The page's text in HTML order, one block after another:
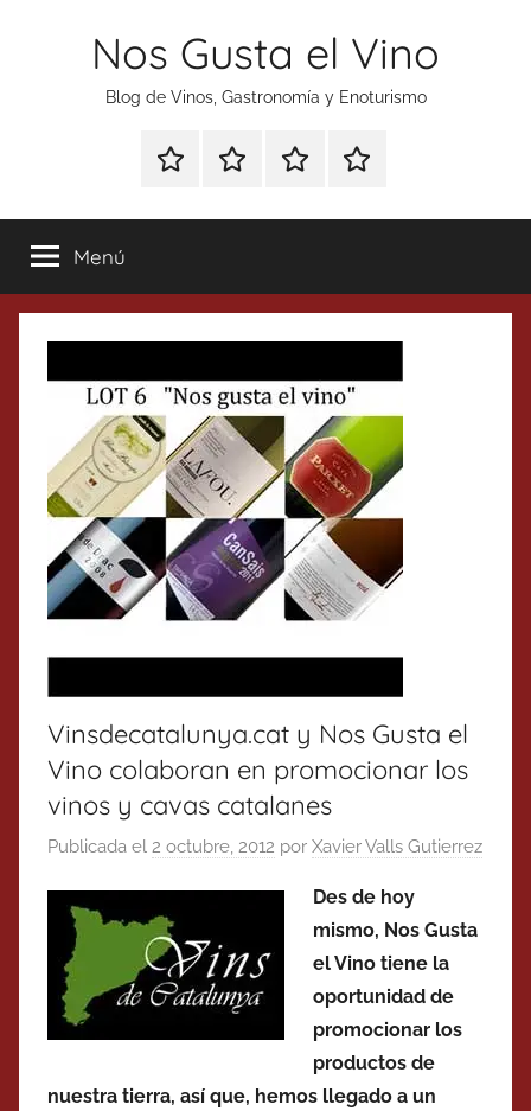
Nos Gusta el Vino
Blog de Vinos, Gastronomía y Enoturismo
Especial
Tonics
Enoturismo
Gastronomía
RankingContacto
Menú
Vinsdecatalunya.cat y Nos Gusta el
Vino colaboran en promocionar los
vinos y cavas catalanes
Publicada el 2 octubre, 2012 por Xavier Valls Gutierrez
Des de hoy
mismo, Nos Gusta
el Vino tiene la
oportunidad de
promocionar los
productos de
nuestra tierra, así que, hemos llegado a un